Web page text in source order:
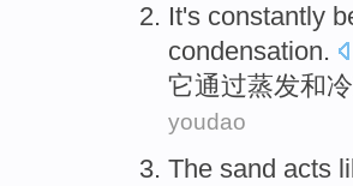
It's constantly
condensation.
它通过蒸发和
youdao
The sand acts